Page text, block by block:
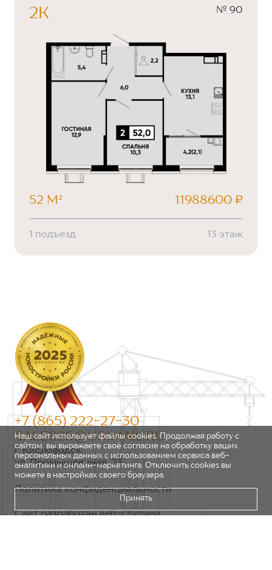
2К № 90
52 М² 11988600 ₽
1 подъезд 13 этаж
+7 (865) 222-27-30
SALES26@USIMAIL.RU
г. Кисловодск,
ул. Промышленная, 23
Политика конфиденциальности
Сайт разработан веб-студией
Наш сайт использует файлы cookies. Продолжая работу с
сайтом, вы выражаете своё согласие на обработку ваших
персональных данных с использованием сервиса веб-
аналитики и онлайн-маркетинга. Отключить cookies вы
можете в настройках своего браузера.
Принять